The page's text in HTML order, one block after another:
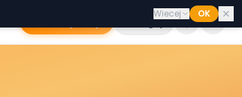
Zaloguj
Wiecej OK